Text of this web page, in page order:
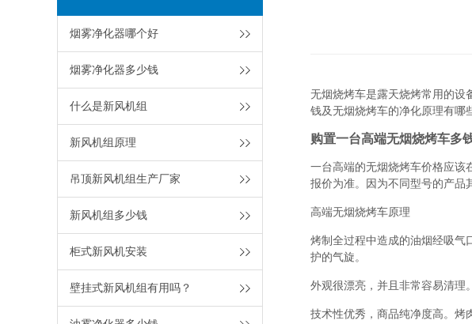
烟雾净化器哪个好
烟雾净化器多少钱
什么是新风机组
新风机组原理
吊顶新风机组生产厂家
新风机组多少钱
柜式新风机安装
壁挂式新风机组有用吗？
无烟烧烤车是露天烧烤常用的设
钱及无烟烧烤车的净化原理有哪
购置一台高端无烟烧烤车多
一台高端的无烟烧烤车价格应该
报价为准。因为不同型号的产品
高端无烟烧烤车原理
烤制全过程中造成的油烟经吸气
护的气旋。
外观很漂亮，并且非常容易清理
技术性优秀，商品纯净度高。烤